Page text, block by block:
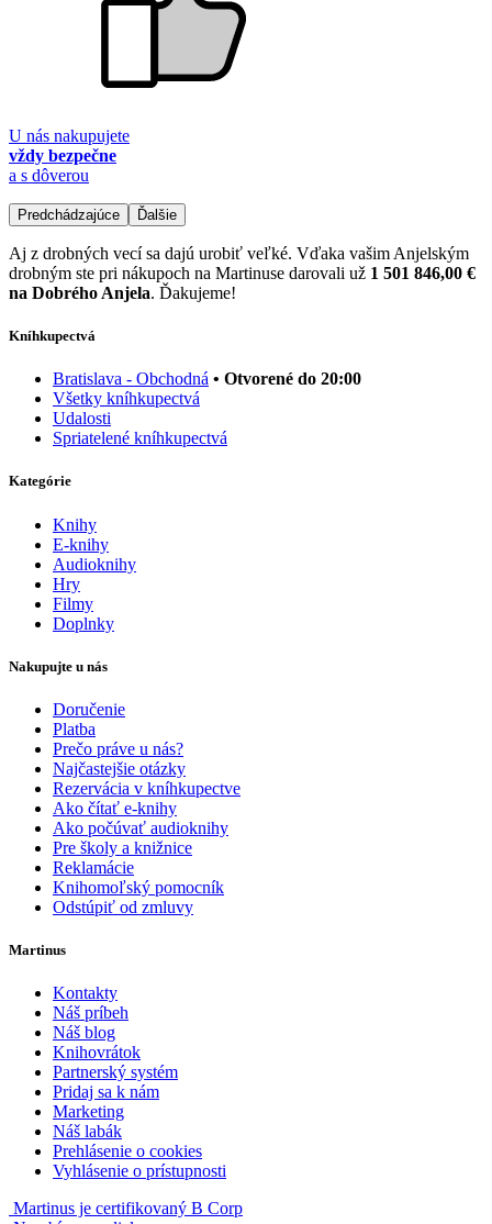
U nás nakupujete
vždy bezpečne
a s dôverou
Predchádzajúce Ďalšie
Aj z drobných vecí sa dajú urobiť veľké. Vďaka vašim Anjelským
drobným ste pri nákupoch na Martinuse darovali už 1 501 846,00 €
na Dobrého Anjela. Ďakujeme!
Kníhkupectvá
Bratislava - Obchodná • Otvorené do 20:00
Všetky kníhkupectvá
Udalosti
Spriatelené kníhkupectvá
Kategórie
Knihy
E-knihy
Audioknihy
Hry
Filmy
Doplnky
Nakupujte u nás
Doručenie
Platba
Prečo práve u nás?
Najčastejšie otázky
Rezervácia v kníhkupectve
Ako čítať e-knihy
Ako počúvať audioknihy
Pre školy a knižnice
Reklamácie
Knihomoľský pomocník
Odstúpiť od zmluvy
Martinus
Kontakty
Náš príbeh
Náš blog
Knihovrátok
Partnerský systém
Pridaj sa k nám
Marketing
Náš labák
Prehlásenie o cookies
Vyhlásenie o prístupnosti
Martinus je certifikovaný B Corp